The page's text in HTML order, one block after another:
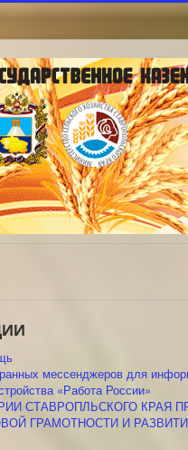
мессенджеров для
«Работа России»
СТАВРОПЛЬСКОГО КРАЯ
ГРАМОТНОСТИ И